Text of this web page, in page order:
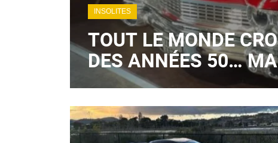
INSOLITES
TOUT LE MONDE
DES ANNÉES 50…
HYBRIDE